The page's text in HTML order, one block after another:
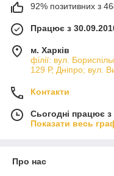
92% позитивних з
Працює з
м. Харків
філії: вул.
129 Р, Дніпро; вул.
Контакти
Сьогодні працює
Показати весь
Про нас